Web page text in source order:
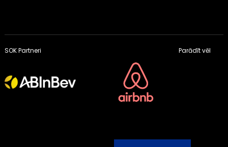
SOK Partneri Parādīt vēl